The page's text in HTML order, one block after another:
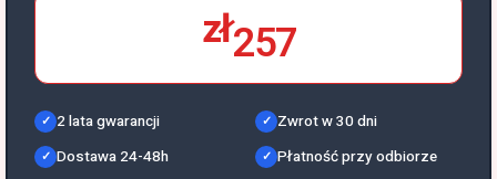
zł257
2 lata gwarancji
Zwrot w 30 dni
Dostawa 24-48h
Płatność przy odbiorze